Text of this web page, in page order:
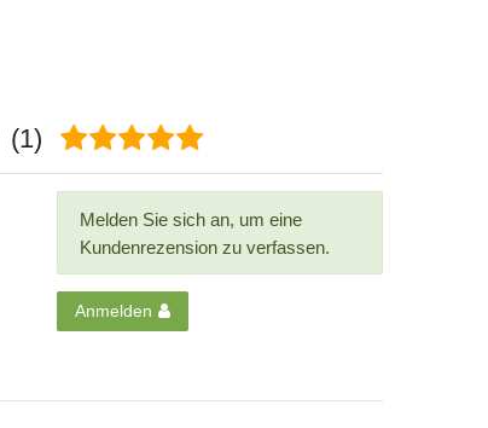
(1)
Melden Sie sich an, um eine
Kundenrezension zu verfassen.
Anmelden